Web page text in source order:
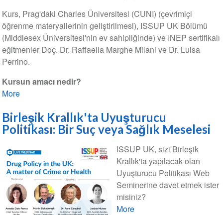
Kurs, Prag'daki Charles Üniversitesi (CUNI) (çevrimiçi
öğrenme materyallerinin geliştirilmesi), ISSUP UK Bölümü
(Middlesex Üniversitesi'nin ev sahipliğinde) ve INEP sertifikalı
eğitmenler Doç. Dr. Raffaella Marghe Milani ve Dr. Luisa
Perrino.
Kursun amacı nedir?
More
Birleşik Krallık'ta Uyuşturucu
Politikası: Bir Suç veya Sağlık Meselesi
ISSUP UK, sizi Birleşik
Krallık'ta yapılacak olan
Uyuşturucu Politikası Web
Seminerine davet etmek ister
misiniz?
More